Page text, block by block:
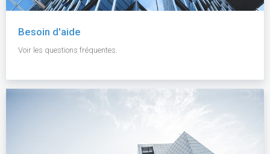
Besoin d'aide
Voir les questions fréquentes.